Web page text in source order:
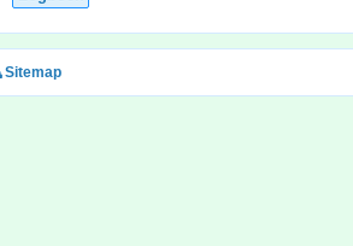
Sitemap